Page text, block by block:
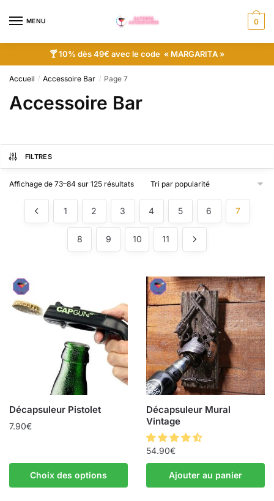
MENU 0
🍸 10% dès 49€ avec le code « MARGARITA »
Accueil / Accessoire Bar / Page 7
Accessoire Bar
FILTRES
Affichage de 73–84 sur 125 résultats
1 2 3 4 5 6 7
8 9 10 11
Décapsuleur Pistolet
7.90€
Choix des options
Décapsuleur Mural
Vintage
54.90€
Ajouter au panier